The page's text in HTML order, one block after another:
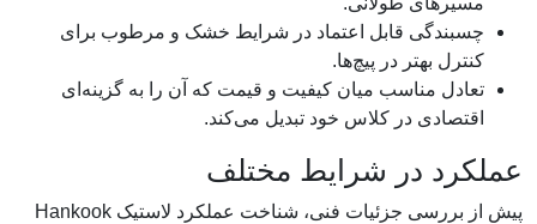
چسبندگی قابل اعتماد در شرایط خشک و مرطوب برای
کنترل بهتر در پیچ‌ها.
تعادل مناسب میان کیفیت و قیمت که آن را به گزینه‌ای
اقتصادی در کلاس خود تبدیل می‌کند.
عملکرد در شرایط مختلف
پیش از بررسی جزئیات فنی، شناخت عملکرد لاستیک Hankook